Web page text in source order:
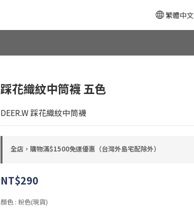
繁體中文
踩花織紋中筒襪 五色
DEER.W 踩花織紋中筒襪
全店，購物滿$1500免運優惠（台灣外島宅配除外）
NT$290
顏色 : 粉色(現貨)